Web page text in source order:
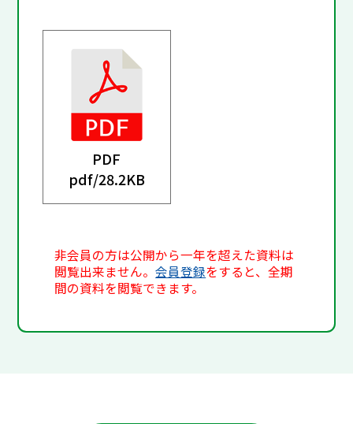
PDF
pdf/28.2KB
非会員の方は公開から一年を超えた資料は
閲覧出来ません。会員登録をすると、全期
間の資料を閲覧できます。